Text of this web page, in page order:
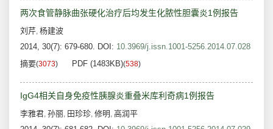
两次食管静脉曲张硬化治疗后均发生化脓性胆囊炎1例报告
刘芹, 杨建波
2014, 30(7): 679-680. DOI: 10.3969/j.issn.1001-5256.2014.07.028
摘要(3073) PDF (1483KB)(538)
IgG4相关自身免疫性胰腺炎重叠米库利奇病1例报告
李雅君, 孙丽, 田珍珍, 修明 , 高润平